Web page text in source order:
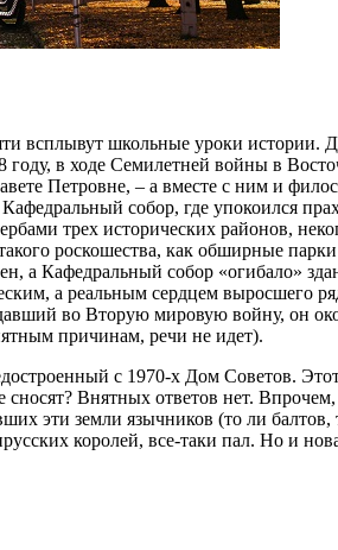
всплывут школьные уроки истории.
в ходе Семилетней войны в
Петровне, – а вместе с ним и
собор, где упокоился
трех исторических районов,
роскошества, как обширные
Кафедральный собор «огибало»
а реальным сердцем выросшего
во Вторую мировую войну, он
причинам, речи не идет).
с 1970-х Дом Советов.
Внятных ответов нет.
эти земли язычников (то ли
королей, все-таки пал. Но и